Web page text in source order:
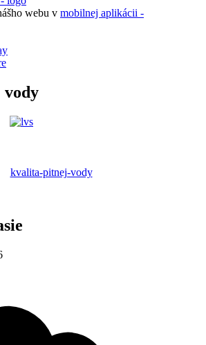
webu v mobilnej aplikácii -
kvalita-pitnej-vody